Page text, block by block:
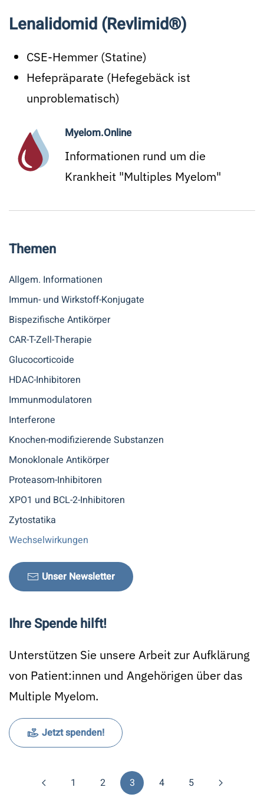
Lenalidomid (Revlimid®)
CSE-Hemmer (Statine)
Hefepräparate (Hefegebäck ist
unproblematisch)
Myelom.Online
Informationen rund um die
Krankheit "Multiples Myelom"
Themen
Allgem. Informationen
Immun- und Wirkstoff-Konjugate
Bispezifische Antikörper
CAR-T-Zell-Therapie
Glucocorticoide
HDAC-Inhibitoren
Immunmodulatoren
Interferone
Knochen-modifizierende Substanzen
Monoklonale Antikörper
Proteasom-Inhibitoren
XPO1 und BCL-2-Inhibitoren
Zytostatika
Wechselwirkungen
Unser Newsletter
Ihre Spende hilft!
Unterstützen Sie unsere Arbeit zur Aufklärung
von Patient:innen und Angehörigen über das
Multiple Myelom.
Jetzt spenden!
1 2 3 4 5